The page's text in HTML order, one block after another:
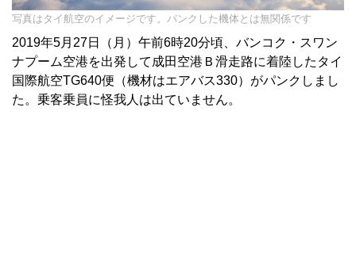
写真はタイ航空のイメージです。パンクした機体とは無関係です
2019年5月27日（月）午前6時20分頃、バンコク・スワン
ナプーム空港を出発して成田空港Ｂ滑走路に着陸したタイ
国際航空TG640便（機材はエアバス330）がパンクしまし
た。乗客乗員に怪我人は出ていません。